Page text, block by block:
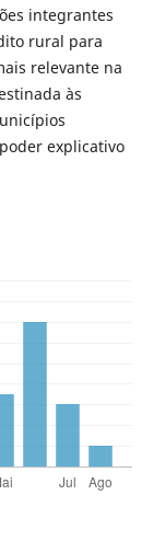
integrantes
rural para
relevante na
às
explicativo